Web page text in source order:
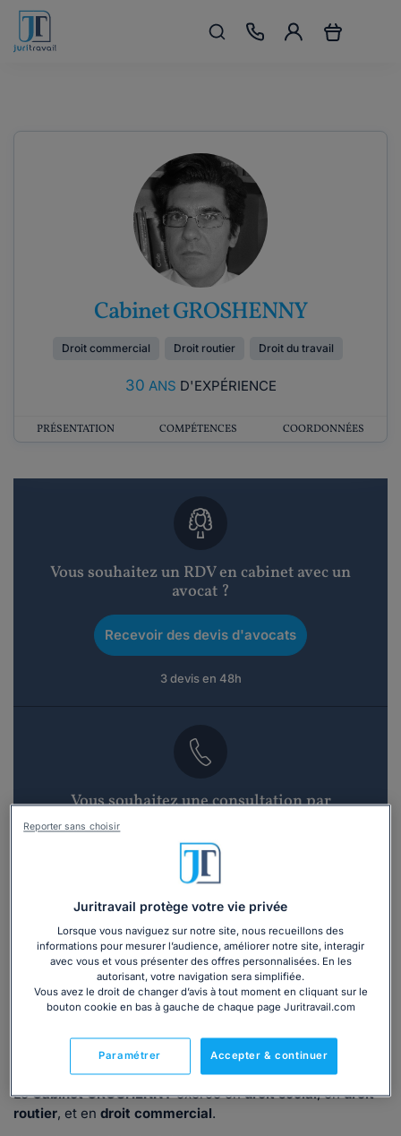
Cabinet GROSHENNY
Droit commercial Droit routier Droit du travail
30 ANS D'EXPÉRIENCE
PRÉSENTATION COMPÉTENCES COORDONNÉES
Vous souhaitez un RDV en cabinet avec un
avocat ?
Recevoir des devis d'avocats
3 devis en 48h
Vous souhaitez une consultation par
Consulter immédiatement
ou appelez le 01 75 75 42 33(8h à 21h du lundi au
vendredi)
Vous êtes avocat ?
Présentation
LeCabinet GROSHENNYexerce endroit social, endroit
routier, et en droit commercial.
Juritravail protège votre vie privée
Lorsque vous naviguez sur notre site, nous recueillons des
informations pour mesurer l’audience, améliorer notre site, interagir
avec vous et vous présenter des offres personnalisées. En les
autorisant, votre navigation sera simplifiée.
Vous avez le droit de changer d’avis à tout moment en cliquant sur le
bouton cookie en bas à gauche de chaque page Juritravail.com
Accepter & continuer
Paramétrer
Reporter sans choisir